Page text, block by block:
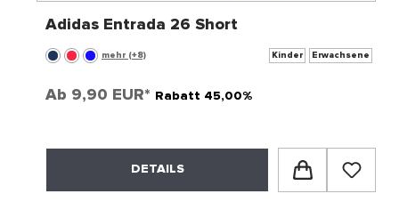
Adidas Entrada 26 Short
mehr (+8) Kinder Erwachsene
Ab 9,90 EUR* Rabatt 45,00%
DETAILS